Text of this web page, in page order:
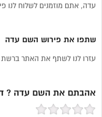
עדה, אתם מוזמנים לשלוח לנו
שתפו את פירוש השם עדה
עזרו לנו לשתף את האתר
אהבתם את השם עדה ?